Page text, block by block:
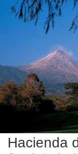
This
OK
Hacienda